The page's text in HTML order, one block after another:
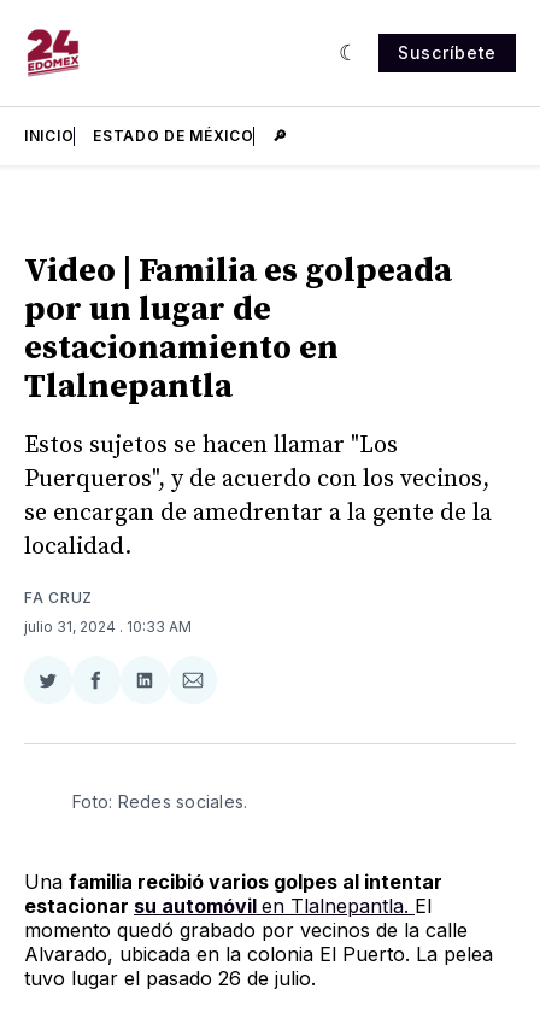
Suscríbete
INICIO ESTADO DE MÉXICO 🔎
Video | Familia es golpeada
por un lugar de
estacionamiento en
Tlalnepantla
Estos sujetos se hacen llamar "Los
Puerqueros", y de acuerdo con los vecinos,
se encargan de amedrentar a la gente de la
localidad.
FA CRUZ
julio 31, 2024 . 10:33 AM
Compartir
Twitter
Compartir
Facebook
Compartir
LinkedIn
Compartir
Email
Foto: Redes sociales.
Una familia recibió varios golpes al intentar
estacionar su automóvil en Tlalnepantla. El
momento quedó grabado por vecinos de la calle
Alvarado, ubicada en la colonia El Puerto. La pelea
tuvo lugar el pasado 26 de julio.